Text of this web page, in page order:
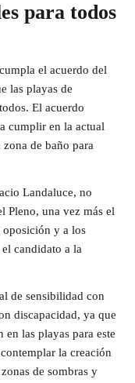
para todos
el acuerdo del
las playas de
El acuerdo
cumplir en la actual
de baño para
Landaluce, no
Pleno, una vez más el
oposición y a los
candidato a la
de sensibilidad con
discapacidad, ya que
las playas para este
la creación
de sombras y